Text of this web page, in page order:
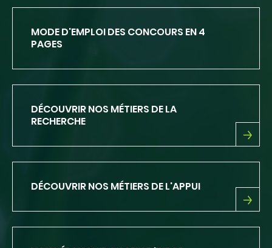
MODE D'EMPLOI DES CONCOURS EN 4
PAGES
DÉCOUVRIR NOS MÉTIERS DE LA
RECHERCHE
DÉCOUVRIR
DE
LA
DÉCOUVRIR NOS MÉTIERS DE L'APPUI
DÉCOUVRIR